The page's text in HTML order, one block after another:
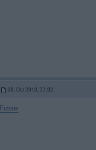
08. Oct 2010, 22:02
Futene